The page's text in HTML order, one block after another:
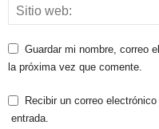
Guardar mi nombre, correo
la próxima vez que comente.
Recibir un correo
entrada.